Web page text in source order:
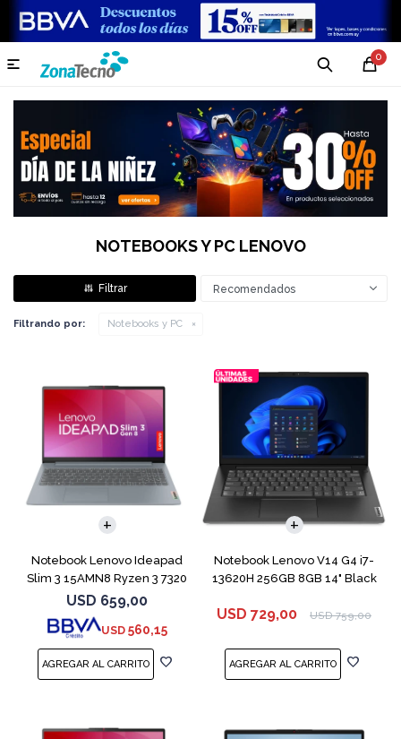
0

NOTEBOOKS Y PC LENOVO
Recomendados
Filtrando por: Notebooks y PC
Notebook Lenovo Ideapad
Slim 3 15AMN8 Ryzen 3 7320
256GB 8GB
USD 659,00
USD 560,15
Notebook Lenovo V14 G4 i7-
13620H 256GB 8GB 14" Black
USD 729,00 USD 759,00
COMPARAR